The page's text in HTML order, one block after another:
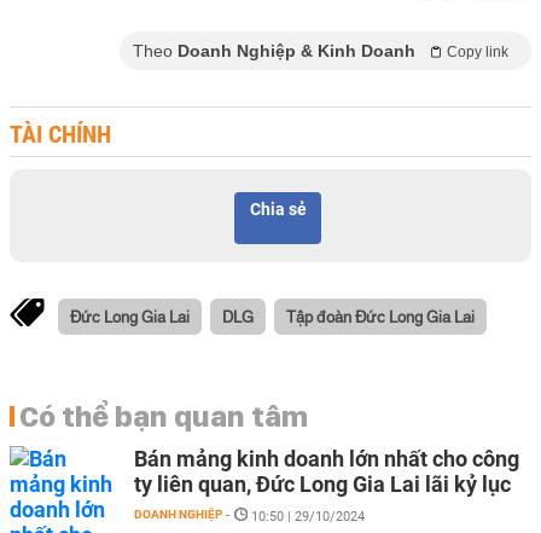
Theo Doanh Nghiệp & Kinh Doanh Copy link
TÀI CHÍNH
Chia sẻ
Đức Long Gia Lai DLG Tập đoàn Đức Long Gia Lai
Có thể bạn quan tâm
Bán mảng kinh doanh lớn nhất cho công
ty liên quan, Đức Long Gia Lai lãi kỷ lục
DOANH NGHIỆP - 10:50 | 29/10/2024